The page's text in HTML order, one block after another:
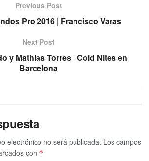
Previous Post
Pro 2016 | Francisco Varas
Next Post
y Mathias Torres | Cold Nites en
Barcelona
electrónico no será publicada. Los campos
con *